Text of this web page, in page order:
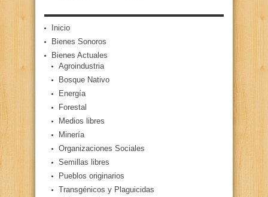
Inicio
Bienes Sonoros
Bienes Actuales
Agroindustria
Bosque Nativo
Energía
Forestal
Medios libres
Minería
Organizaciones Sociales
Semillas libres
Pueblos originarios
Transgénicos y Plaguicidas